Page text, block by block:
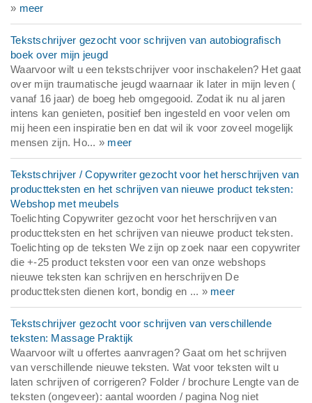
» meer
Tekstschrijver gezocht voor schrijven van autobiografisch
boek over mijn jeugd
Waarvoor wilt u een tekstschrijver voor inschakelen? Het gaat
over mijn traumatische jeugd waarnaar ik later in mijn leven (
vanaf 16 jaar) de boeg heb omgegooid. Zodat ik nu al jaren
intens kan genieten, positief ben ingesteld en voor velen om
mij heen een inspiratie ben en dat wil ik voor zoveel mogelijk
mensen zijn. Ho... » meer
Tekstschrijver / Copywriter gezocht voor het herschrijven van
productteksten en het schrijven van nieuwe product teksten:
Webshop met meubels
Toelichting Copywriter gezocht voor het herschrijven van
productteksten en het schrijven van nieuwe product teksten.
Toelichting op de teksten We zijn op zoek naar een copywriter
die +-25 product teksten voor een van onze webshops
nieuwe teksten kan schrijven en herschrijven De
productteksten dienen kort, bondig en ... » meer
Tekstschrijver gezocht voor schrijven van verschillende
teksten: Massage Praktijk
Waarvoor wilt u offertes aanvragen? Gaat om het schrijven
van verschillende nieuwe teksten. Wat voor teksten wilt u
laten schrijven of corrigeren? Folder / brochure Lengte van de
teksten (ongeveer): aantal woorden / pagina Nog niet